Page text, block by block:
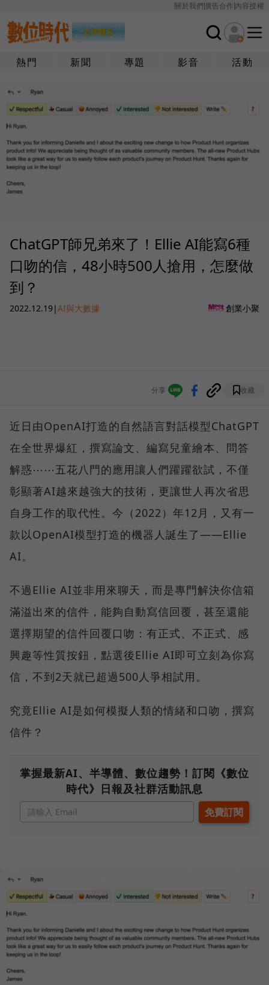
關於我們廣告合作內容授權
熱門 新聞 專題 影音 活動
ChatGPT師兄弟來了！Ellie AI能寫6種
口吻的信，48小時500人搶用，怎麼做
到？
2022.12.19|AI與大數據 創業小聚
分享 收藏
近日由OpenAI打造的自然語言對話模型ChatGPT
在全世界爆紅，撰寫論文、編寫兒童繪本、問答
解惑⋯⋯五花八門的應用讓人們躍躍欲試，不僅
彰顯著AI越來越強大的技術，更讓世人再次省思
自身工作的取代性。今（2022）年12月，又有一
款以OpenAI模型打造的機器人誕生了——Ellie
AI。
不過Ellie AI並非用來聊天，而是專門解決你信箱
滿溢出來的信件，能夠自動寫信回覆，甚至還能
選擇期望的信件回覆口吻：有正式、不正式、感
興趣等性質按鈕，點選後Ellie AI即可立刻為你寫
信，不到2天就已超過500人爭相試用。
究竟Ellie AI是如何模擬人類的情緒和口吻，撰寫
信件？
掌握最新AI、半導體、數位趨勢！訂閱《數位
時代》日報及社群活動訊息